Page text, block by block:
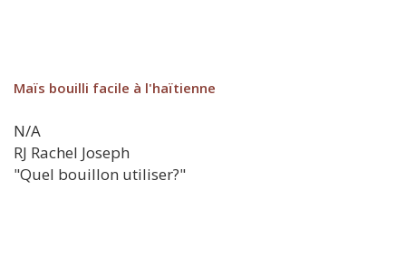
Maïs bouilli facile à l'haïtienne
N/A
RJ Rachel Joseph
"Quel bouillon utiliser?"